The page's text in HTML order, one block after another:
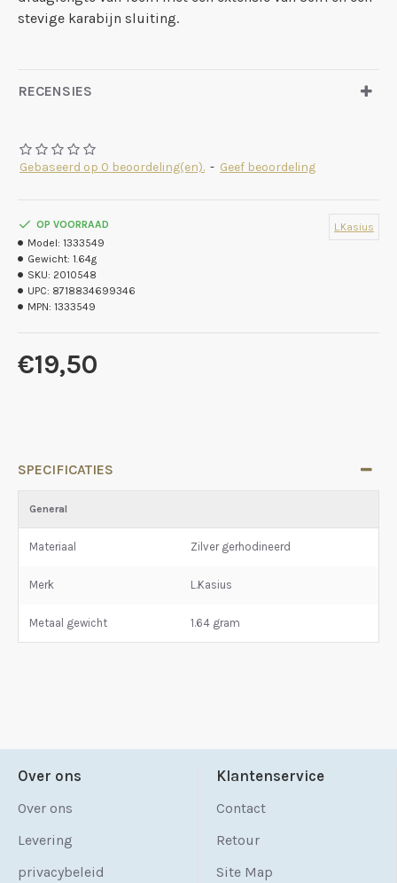
stevige karabijn sluiting.
RECENSIES
Gebaseerd op 0 beoordeling(en). - Geef beoordeling
€19,50
OP VOORRAAD
Model: 1333549
Gewicht: 1.64g
SKU: 2010548
UPC: 8718834699346
MPN: 1333549
L.Kasius
SPECIFICATIES
General
Materiaal Zilver gerhodineerd
Merk L.Kasius
Metaal gewicht 1.64 gram
Over ons
Over ons
Levering
privacybeleid
Klantenservice
Contact
Retour
Site Map